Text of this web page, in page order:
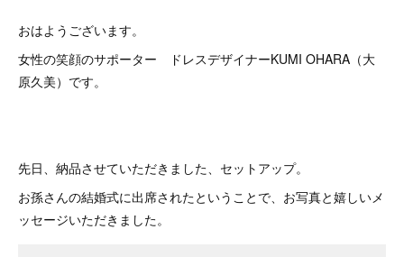
おはようございます。
女性の笑顔のサポーター ドレスデザイナーKUMI OHARA（大
原久美）です。
先日、納品させていただきました、セットアップ。
お孫さんの結婚式に出席されたということで、お写真と嬉しいメ
ッセージいただきました。